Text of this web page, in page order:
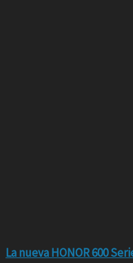
La nueva HONOR 600